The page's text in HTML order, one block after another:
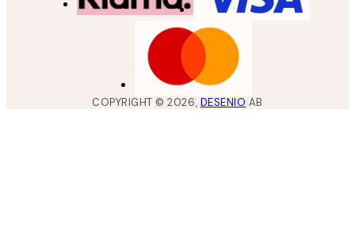
COPYRIGHT ©2026, DESENIO AB